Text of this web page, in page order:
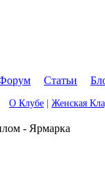
Статьи
О Клубе Женская
- Ярмарка